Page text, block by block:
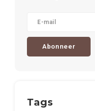
Abonneer
Tags